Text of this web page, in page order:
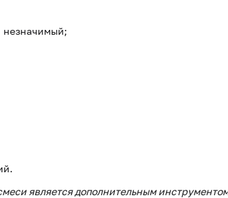
незначимый;
является дополнительным